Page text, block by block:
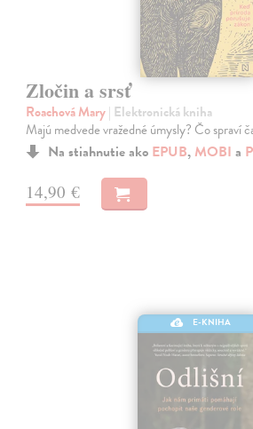
Zločin a srsť
Roachová Mary| Elektronická kniha
Majú medvede vražedné úmysly? Čo spraví
Na stiahnutie ako EPUB, MOBI a
14,90 €
E-KNIHA